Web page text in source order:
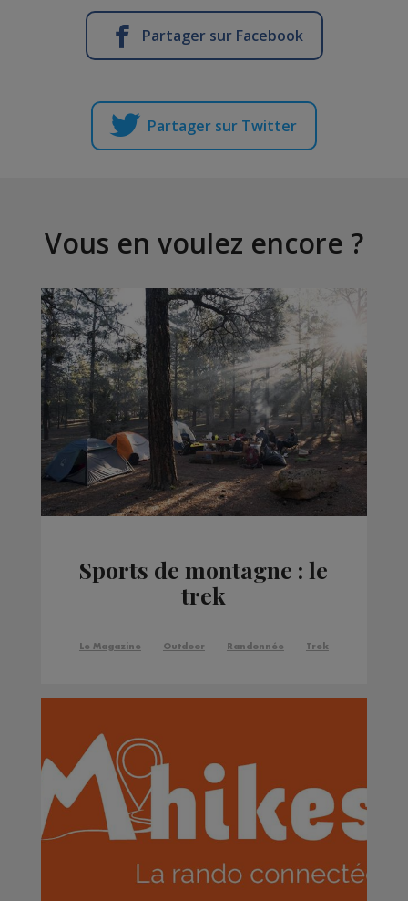
Partager sur Facebook
Partager sur Twitter
Vous en voulez encore ?
Sports de montagne : le
trek
Le Magazine Outdoor Randonnée Trek